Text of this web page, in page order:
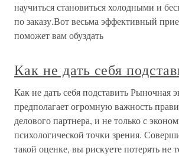
научиться становиться холодными и
по заказу.Вот весьма эффективный
поможет вам обуздать
Как не дать себя
Как не дать себя подставить Рыночная
предполагает огромную важность
делового партнера, и не только с
психологической точки зрения.
такой оценке, вы рискуете потерять не